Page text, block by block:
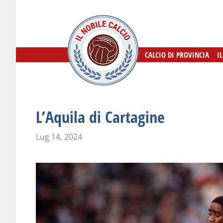
CALCIO DI PROVINCIA
CALCIO DI PROVINCIA
L’Aquila di Cartagine
Lug 14, 2024